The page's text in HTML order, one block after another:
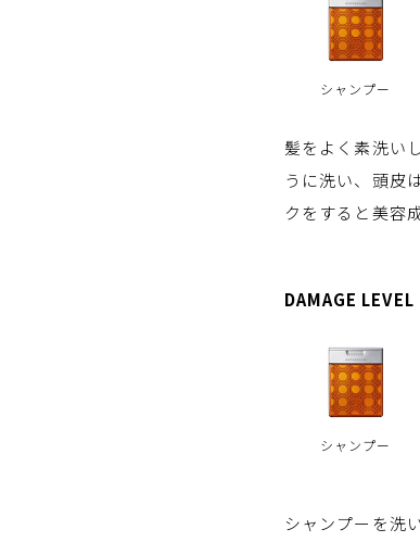
シャンプー
髪をよく素洗い
うに洗い、頭皮
クをすると美容
DAMAGE LEVEL
シャンプー
シャンプーを洗